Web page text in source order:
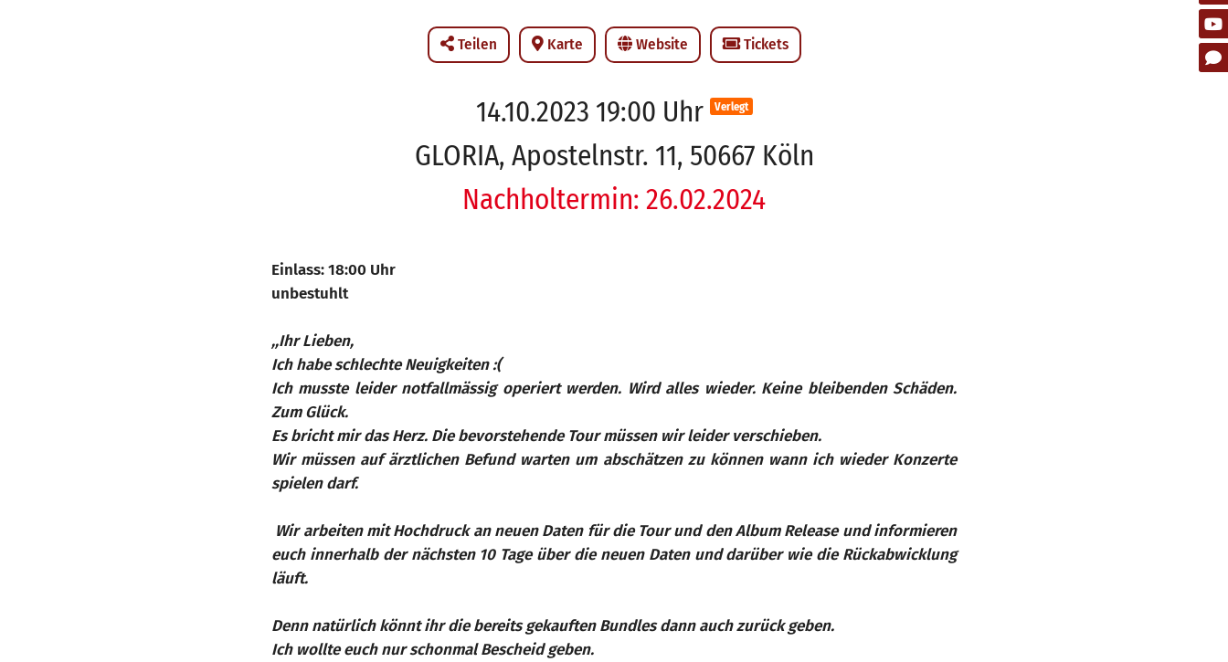
Teilen Karte Website Tickets
14.10.2023 19:00 Uhr Verlegt
GLORIA, Apostelnstr. 11, 50667 Köln
Nachholtermin: 26.02.2024
Einlass: 18:00 Uhr
unbestuhlt
,,Ihr Lieben,
Ich habe schlechte Neuigkeiten :(
Ich musste leider notfallmässig operiert werden. Wird alles wieder. Keine bleibenden Schäden.
Zum Glück.
Es bricht mir das Herz. Die bevorstehende Tour müssen wir leider verschieben.
Wir müssen auf ärztlichen Befund warten um abschätzen zu können wann ich wieder Konzerte
spielen darf.
Wir arbeiten mit Hochdruck an neuen Daten für die Tour und den Album Release und informieren
euch innerhalb der nächsten 10 Tage über die neuen Daten und darüber wie die Rückabwicklung
läuft.
Denn natürlich könnt ihr die bereits gekauften Bundles dann auch zurück geben.
Ich wollte euch nur schonmal Bescheid geben.